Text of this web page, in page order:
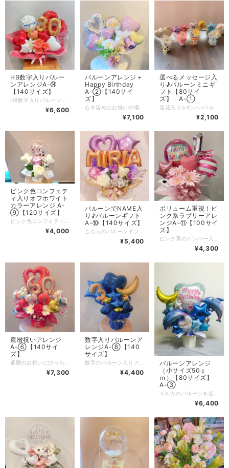
HB数字入りバルー
ンアレンジA-㉔
【140サイズ】
HB数字入りバルーンアレンジ！特別な誕生日を盛り上げる贈り物です！ お誕生日祝いにぴったりなHB数字入りバルーンアレンジが新登場！数字のバルーンが華やかさを添え、特別な日を彩ります。贈られた方の心に残る、素敵なプレゼントになること間違いなしです！ 名入れも可能なので、あなただけのオリジナルギフトを作ることができます。贈る相手の名前を入れることで、より特別感を高めましょう。お祝いのシーンを引き立てるバルーンアレンジで、心に残る瞬間を演出しましょう。 その他、ご要望やご質問がございましたらぜひお気軽にお問い合わせください。大切な瞬間を一層盛り上げるお手伝いをさせていただきます！ アレンジに入れたい数字を備考欄にご記載をお願いします。(２桁まで) 名入れをご希望のお客様はオプションをご選択いただき、備考欄にご希望の文字をご記載ください。文字色はご指定がない場合は白になります。指定がある場合は黒・ゴールド・シルバーの中でお色をご指定いただき備考欄にご記載をお願いします。バルーンの色やデザインについてもご希望がございましたら、ぜひお知らせください。
¥6,600
バルーンアレンジ＋
Happy Birthday
A-②【140サイ
ズ】
心を込めたお祝いの場を彩るバルーンアレンジです！ 色とりどりのバルーンが贈られた方の笑顔を引き出し、誕生日のお祝いのシーンをより特別なものにします。 このアレンジには「Happy Birthday」のメッセージバルーンが含まれており、贈る方の気持ちをしっかりと伝えます。一緒にアレンジされたカラフルなバルーンが、心を弾ませる演出をお約束します。 その他、ご要望やご質問がございましたらお気軽にお問い合わせください。 特別な瞬間を一層盛り上げるお手伝いをさせていただきます！ あなたの思いを込めた贈り物を心を込めてお届けします！ ※造花の種類は季節やイメージにより変わりますのでご了承ください。 ※メッセージカードをご希望の方は備考欄にご記入をお願い致します。 ※ベースカラー以外のバルーンはおまかせになります。ご了承ください
¥7,100
選べるメッセージ入
り♪バルーンミニギ
フト【80サイ
ズ】 A-①
造花入りかわいいバルーンのミニギフト！トップのバルーンカラーもお選びいただけます！ ★約20ｃｍ～25ｃｍ（造花は季節によって変更あります) メッセージ多数ご用意あります★ ・お疲れ様でした ・卒園おめでとう ・卒業おめでとう ・ありがとう ・寿 ・祝 ・お母さんありがとう ・いつまでもお元気で ・Happy Birthday ・入学おめでとう ・congrats ・ballet ・dance etc... その他ご要望などお気軽にお問い合わせください！
¥2,100
ピンク色コンフェテ
ィ入りオフホワイト
カラーアレンジ A-
⑨【120サイズ】
ピンク色コンフェティ入りオフホワイトカラーアレンジが新登場！ 特別な瞬間をさらに愛らしく彩るアイテムです。 このオフホワイトカラーアレンジは、優しいオフホワイトにピンク色のコンフェティが美しく溶け込んだデザインが特徴で、誕生日やイベント、そして日常のデコレーションに最適。飾るだけで、空間が一気に華やかに変身！大切な人との特別な時間を、さらに素敵に演出しましょう！ ※こちらの商品は、アレンジのカラー選択ができません。
¥4,000
バルーンでNAME入
り♪バルーンギフト
A-⑩【140サイズ】
こちらのバルーンギフトは、カラフルでかわいいデザインに加え、名前バルーンが特徴です。誕生日やお祝い事、特別なイベントなどにぴったりで、飾るだけで空間が一気に華やかに変身！お子様から大人まで楽しめるアイテムで、思い出に残る瞬間を演出しましょう！ 文字バルーンのカラーはゴールドとシルバーの２種類！！ 2文字〜6文字まで対応可能です！ ※表示されている価格は2文字の価格になります 3文字以降はオプションをご選択ください 造花とバルーンを組み合わせたギフトになります。 全体カラーご希望の場合やメッセージカードの内容は、備考欄にご記載下さい
¥5,400
ボリューム重視！ピ
ンク系ラブリーアレ
ンジA-⑪【100サイ
ズ】
ピンク系のナンバー入りバルーンアレンジになります。 お誕生日にぜひ！ 数字バルーンはゴールドorシルバーからお選びいただけます。 2桁も対応可能です！ ※オプションで数字バルーンの数をご変更ください ※HappyBirthdayのバルーンのデザインが変わる場合があります
¥4,300
還暦祝いアレンジ
A-⑥【140サイ
ズ】
還暦のお祝いにぴったりのアレンジメントです。還暦カラーのレッドメイン♪ 還暦祝いアレンジ60A-⑮で特別な瞬間を演出しましょう！ 大切な還暦のお祝いにふさわしいアレンジメントです！ 華やかな色合いの花々と共に、お祝いの気持ちを贈ります。特別な瞬間を華やかに彩るこのアレンジメントは、長年の感謝の気持ちを一層引き立てます。 心を込めたオリジナルのギフトを作成し、大切な方への特別な思いを伝えましょう。 その他、ご要望やご質問がありましたらぜひお気軽にお問い合わせください。大切な方の還暦祝いをより一層盛り上げるお手伝いをさせていただきます！
¥7,300
数字入りバルーンア
レンジA-⑧【140
サイズ】
数字のバルーン入りアレンジです！成人の記念や誕生日に！ **数字入りバルーンアレンジ！特別な瞬間を華やかに彩りましょう！** 大切なシーンにぴったりの数字入りバルーンアレンジが登場です！お誕生日や記念日、特別なイベントなど、さまざまな場面に合わせて、お祝いの気持ちをこのバルーンで表現します。数字が入ったデザインは、贈られた方にさらに特別な気持ちを届けることでしょう！ その他、ご要望やご質問がありましたら、ぜひお気軽にお問い合わせください。特別な瞬間を心に残る素敵なものにするため、全力でお手伝いいたします！ お祝いの心を形にするこのアレンジ、ぜひご検討ください！
¥4,400
バルーンアレンジ
（小サイズ50ｃ
ｍ）【80サイズ】
A-③
¥6,400